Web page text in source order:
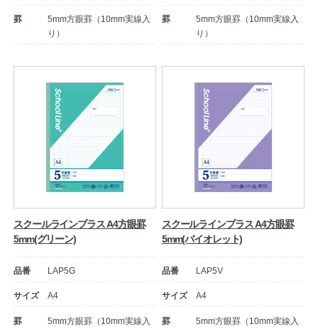
教職員の皆さまへ
法人のお客様へ
OEMご希望の方へ
罫
5mm方眼罫（10mm実線入
り）
罫
5mm方眼罫（10mm実線入
り）
スクールラインプラス A4方眼罫
5mm(グリーン)
品番 LAP5G
サイズ A4
罫
5mm方眼罫（10mm実線入
スクールラインプラス A4方眼罫
5mm(バイオレット)
品番 LAP5V
サイズ A4
罫
5mm方眼罫（10mm実線入